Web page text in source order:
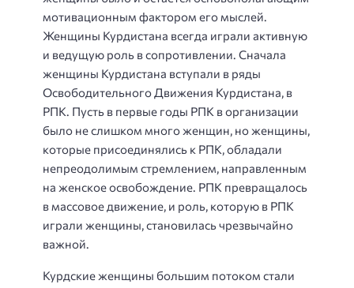
мотивационным фактором его мыслей.
Женщины Курдистана всегда играли активную
и ведущую роль в сопротивлении. Сначала
женщины Курдистана вступали в ряды
Освободительного Движения Курдистана, в
РПК. Пусть в первые годы РПК в организации
было не слишком много женщин, но женщины,
которые присоединялись к РПК, обладали
непреодолимым стремлением, направленным
на женское освобождение. РПК превращалось
в массовое движение, и роль, которую в РПК
играли женщины, становилась чрезвычайно
важной.
Курдские женщины большим потоком стали